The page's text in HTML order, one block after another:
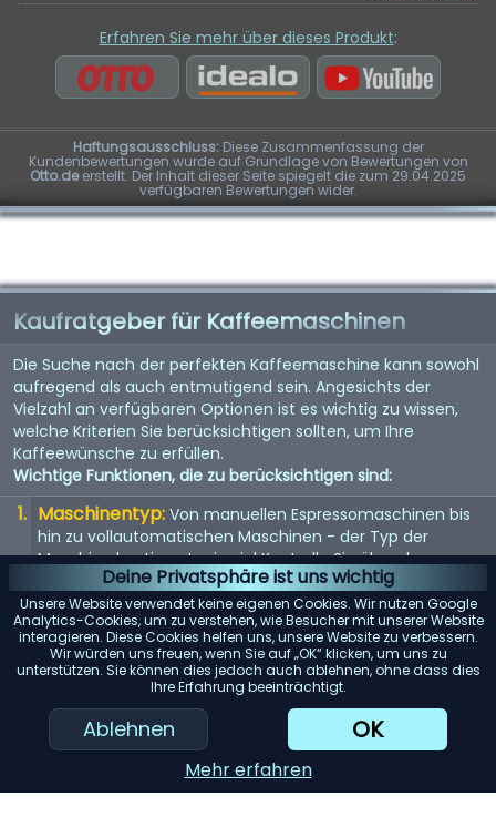
Deine Privatsphäre ist uns wichtig
Unsere Website verwendet keine eigenen Cookies. Wir nutzen Google
Analytics-Cookies, um zu verstehen, wie Besucher mit unserer Website
interagieren. Diese Cookies helfen uns, unsere Website zu verbessern.
Wir würden uns freuen, wenn Sie auf „OK“ klicken, um uns zu
unterstützen. Sie können dies jedoch auch ablehnen, ohne dass dies
Ihre Erfahrung beeinträchtigt.
Ablehnen OK
Mehr erfahren
Erfahren Sie mehr über dieses Produkt:
Haftungsausschluss:Diese Zusammenfassung der
Kundenbewertungen wurde auf Grundlage von Bewertungen von
Otto.deerstellt. Der Inhalt dieser Seite spiegelt die zum 29.04.2025
verfügbaren Bewertungen wider.
Kaufratgeber für Kaffeemaschinen
Die Suche nach der perfekten Kaffeemaschine kann sowohl
aufregend als auch entmutigend sein. Angesichts der
Vielzahl an verfügbaren Optionen ist es wichtig zu wissen,
welche Kriterien Sie berücksichtigen sollten, um Ihre
Kaffeewünsche zu erfüllen.
Wichtige Funktionen, die zu berücksichtigen sind:
Maschinentyp: Von manuellen Espressomaschinen bis
hin zu vollautomatischen Maschinen - der Typ der
Maschine bestimmt, wie viel Kontrolle Sie über den
Brühvorgang haben.
Qualität der Mühle: Eine eingebaute Mühle kann
entscheidend sein. Suchen Sie nach einer Maschine mit
einem hochwertigen Mahlwerk für den frischesten Kaffee.
Wasserspeicher: Berücksichtigen Sie die Kapazität des
Wassertanks. Ein größerer Tank bedeutet selteneres
Nachfüllen, was besonders für Büros oder große Haushalte
Einfache Reinigung: